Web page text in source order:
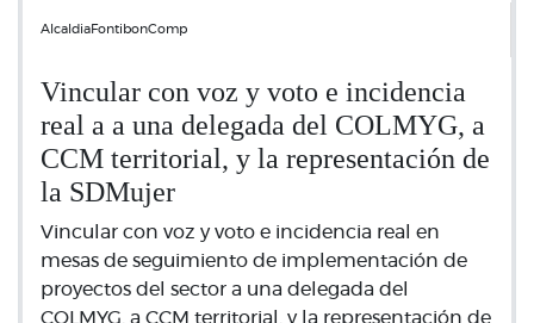
AlcaldiaFontibonComp
Vincular con voz y voto e incidencia
real a a una delegada del COLMYG, a
CCM territorial, y la representación de
la SDMujer
Vincular con voz y voto e incidencia real en
mesas de seguimiento de implementación de
proyectos del sector a una delegada del
COLMYG, a CCM territorial, y la representación de